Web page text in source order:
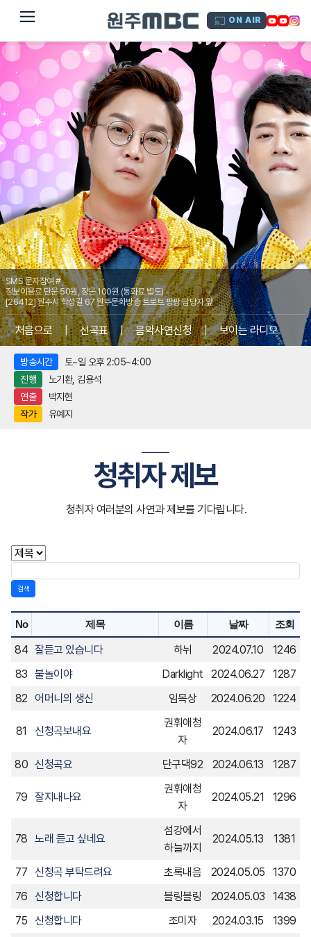
dehaze ON AIR
SMS 문자참여 #
정보이용료 단문 50원, 장문 100원 (통화료 별도)
[26412] 원주시 학성길 67 원주문화방송 트로트 팡팡 담당자 앞
처음으로 | 선곡표 | 음악사연신청 | 보이는 라디오
방송시간
토~일 오후 2:05~4:00
진행
노기환, 김용석
연출
박지현
작가
유예지
청취자 제보
청취자 여러분의 사연과 제보를 기다립니다.
검색
No 제목 이름 날짜 조회
84 잘듣고 있습니다 하뉘 2024.07.10
1246
83 불놀이야 Darklight 2024.06.27
1287
82 어머니의 생신 임목상 2024.06.20 1224
81 신청곡보내요
권휘애청
자
2024.06.17 1243
80 신청곡요 단구댁92 2024.06.13 1287
79 잘지내나요
권휘애청
자
2024.05.21 1296
78 노래 듣고 싶네요
섬강에서
하늘까지
2024.05.13 1381
77 신청곡 부탁드려요 초록내음 2024.05.05
1370
76 신청합니다 블링블링 2024.05.03
1438
75 신청합니다 조미자 2024.03.15 1399